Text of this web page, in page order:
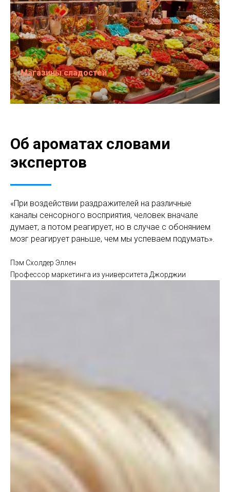
Магазины сладостей
Об ароматах словами
экспертов
«При воздействии раздражителей на различные
каналы сенсорного восприятия, человек вначале
думает, а потом реагирует, но в случае с обонянием
мозг реагирует раньше, чем мы успеваем подумать».
Пэм Схолдер Эллен
Профессор маркетинга из университета Джорджии